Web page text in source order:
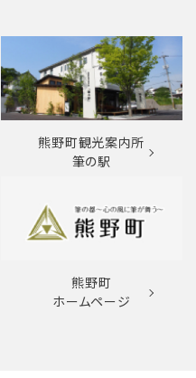
熊野町観光案内所
筆の駅
熊野町
ホームページ